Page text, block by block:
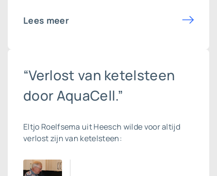
Lees meer
“Verlost van ketelsteen
door AquaCell.”
Eltjo Roelfsema uit Heesch wilde voor altijd
verlost zijn van ketelsteen: